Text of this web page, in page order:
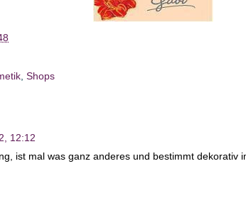
Shops
12:12
ist mal was ganz anderes und bestimmt dekorativ